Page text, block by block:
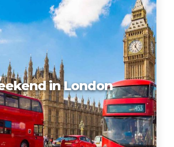
in London